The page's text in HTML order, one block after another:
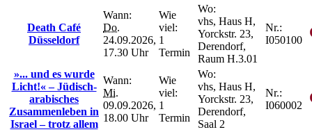
Death Café
Düsseldorf
Wann:
Do.
24.09.2026,
17.30 Uhr
Wie
viel:
1
Termin
Wo:
vhs, Haus H,
Yorckstr. 23,
Derendorf,
Raum H.3.01
Nr.:
I050100
»... und es wurde
Licht!« – Jüdisch-
arabisches
Zusammenleben in
Israel – trotz allem
Wann:
Mi.
09.09.2026,
18.00 Uhr
Wie
viel:
1
Termin
Wo:
vhs, Haus H,
Yorckstr. 23,
Derendorf,
Saal 2
Nr.:
I060002